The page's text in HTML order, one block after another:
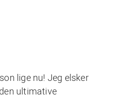
lige nu! Jeg elsker
ultimative